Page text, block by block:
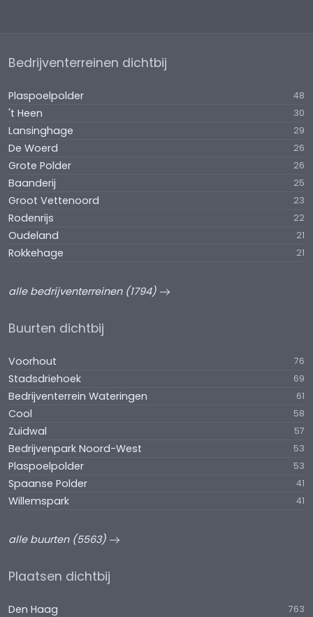
Zekerheidstelling:
Bij ondertekening van de huurovereenkomst zal
huurder een bankgarantie stellen of een
waarborgsom storten ter grootte van tenminste 3
maanden betalingsverplichting inclusief
servicekosten en Btw.
Oplevering:
In overleg.
Courtage
Mocht door bemiddeling van Martijn de Lange
Bedrijfsmakelaars bij dit object een transactie tot
geen kosten of courtage verschuldigd zijn.
Bedrijventerreinen dichtbij
Plaspoelpolder 48
't Heen 30
Lansinghage 29
De Woerd 26
Grote Polder 26
Baanderij 25
Groot Vettenoord 23
Rodenrijs 22
Oudeland 21
Rokkehage 21
alle bedrijventerreinen (1794)
Buurten dichtbij
Voorhout 76
Stadsdriehoek 69
Bedrijventerrein Wateringen 61
Cool 58
Zuidwal 57
Bedrijvenpark Noord-West 53
Plaspoelpolder 53
Spaanse Polder 41
Willemspark 41
alle buurten (5563)
Plaatsen dichtbij
Den Haag 763